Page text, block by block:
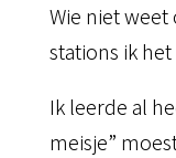
Wie niet weet
stations ik
Ik leerde al
meisje”